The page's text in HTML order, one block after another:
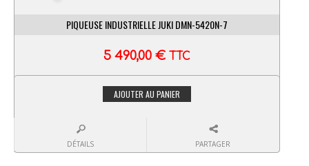
PIQUEUSE INDUSTRIELLE JUKI DMN-5420N-7
5 490,00 € TTC
AJOUTER AU PANIER
DÉTAILS PARTAGER